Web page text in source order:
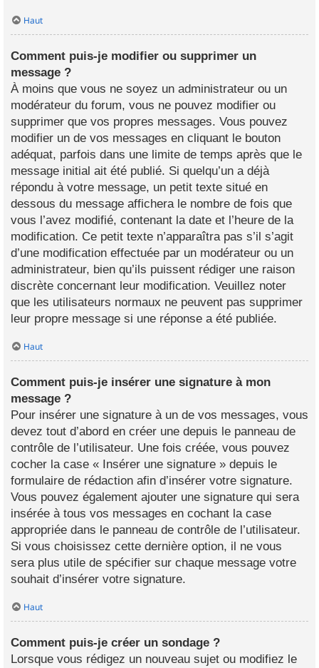
Haut
Comment puis-je modifier ou supprimer un
message ?
À moins que vous ne soyez un administrateur ou un
modérateur du forum, vous ne pouvez modifier ou
supprimer que vos propres messages. Vous pouvez
modifier un de vos messages en cliquant le bouton
adéquat, parfois dans une limite de temps après que le
message initial ait été publié. Si quelqu’un a déjà
répondu à votre message, un petit texte situé en
dessous du message affichera le nombre de fois que
vous l’avez modifié, contenant la date et l’heure de la
modification. Ce petit texte n’apparaîtra pas s’il s’agit
d’une modification effectuée par un modérateur ou un
administrateur, bien qu’ils puissent rédiger une raison
discrète concernant leur modification. Veuillez noter
que les utilisateurs normaux ne peuvent pas supprimer
leur propre message si une réponse a été publiée.
Haut
Comment puis-je insérer une signature à mon
message ?
Pour insérer une signature à un de vos messages, vous
devez tout d’abord en créer une depuis le panneau de
contrôle de l’utilisateur. Une fois créée, vous pouvez
cocher la case « Insérer une signature » depuis le
formulaire de rédaction afin d’insérer votre signature.
Vous pouvez également ajouter une signature qui sera
insérée à tous vos messages en cochant la case
appropriée dans le panneau de contrôle de l’utilisateur.
Si vous choisissez cette dernière option, il ne vous
sera plus utile de spécifier sur chaque message votre
souhait d’insérer votre signature.
Haut
Comment puis-je créer un sondage ?
Lorsque vous rédigez un nouveau sujet ou modifiez le